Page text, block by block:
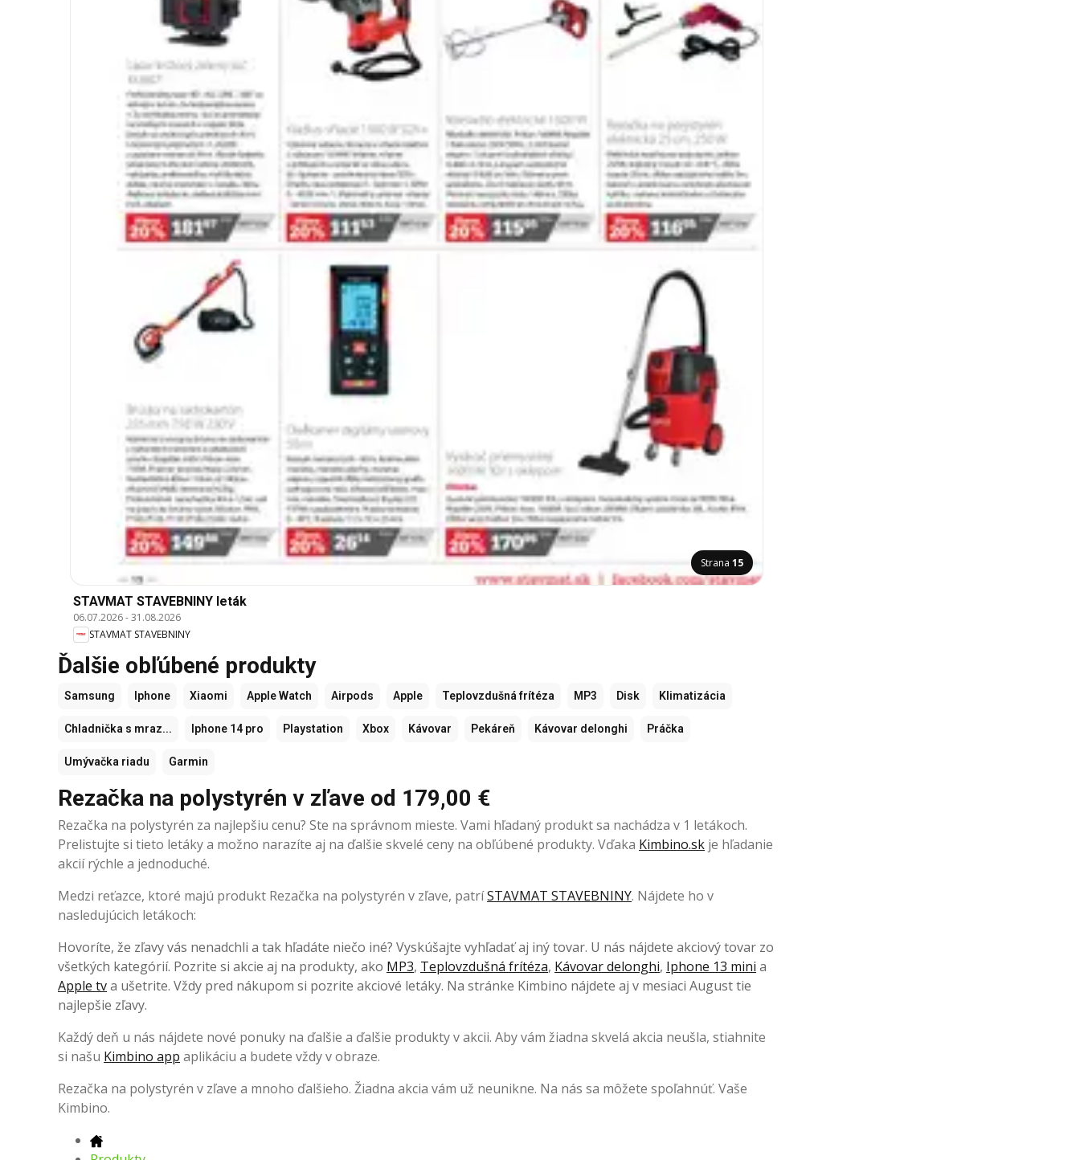
Strana 15
STAVMAT STAVEBNINY leták
06.07.2026-31.08.2026
STAVMAT STAVEBNINY
Ďalšie obľúbené produkty
Samsung Iphone Xiaomi Apple Watch Airpods Apple Teplovzdušná frítéza MP3 Disk Klimatizácia
Chladnička s mraz... Iphone 14 pro Playstation Xbox Kávovar Pekáreň Kávovar delonghi Práčka
Umývačka riadu Garmin
Rezačka na polystyrén v zľave od 179,00 €
Rezačka na polystyrén za najlepšiu cenu? Ste na správnom mieste. Vami hľadaný produkt sa nachádza v 1 letákoch.
Prelistujte si tieto letáky a možno narazíte aj na ďalšie skvelé ceny na obľúbené produkty. Vďaka Kimbino.sk je hľadanie
akcií rýchle a jednoduché.
Medzi reťazce, ktoré majú produkt Rezačka na polystyrén v zľave, patríSTAVMAT STAVEBNINY. Nájdete ho v
nasledujúcich letákoch:
Hovoríte, že zľavy vás nenadchli a tak hľadáte niečo iné? Vyskúšajte vyhľadať aj iný tovar. U nás nájdete akciový tovar zo
všetkých kategórií. Pozrite si akcie aj na produkty, ako MP3, Teplovzdušná frítéza, Kávovar delonghi, Iphone 13 mini a
Apple tva ušetrite. Vždy pred nákupom si pozrite akciové letáky. Na stránke Kimbino nájdete aj v mesiaci August tie
najlepšie zľavy.
Každý deň u nás nájdete nové ponuky na ďalšie a ďalšie produkty v akcii. Aby vám žiadna skvelá akcia neušla, stiahnite
si našu Kimbino app aplikáciu a budete vždy v obraze.
Rezačka na polystyrén v zľave a mnoho ďalšieho. Žiadna akcia vám už neunikne. Na nás sa môžete spoľahnúť. Vaše
Kimbino.